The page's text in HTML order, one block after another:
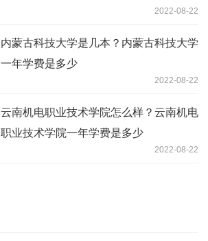
2022-08-22
内蒙古科技大学是几本？内蒙古科技大学
一年学费是多少
2022-08-22
云南机电职业技术学院怎么样？云南机电
职业技术学院一年学费是多少
2022-08-22